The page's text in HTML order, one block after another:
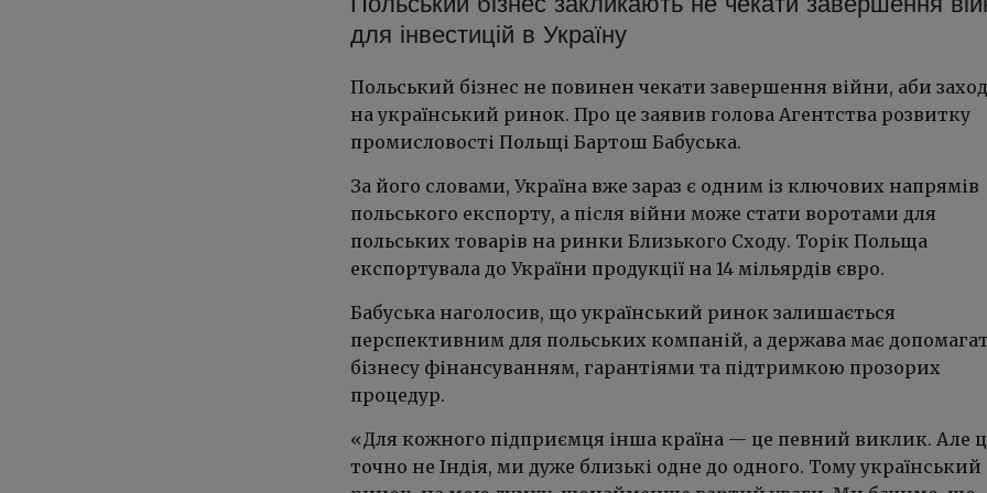
для інвестицій в Україну
Польський бізнес не повинен чекати завершення війни, аби
на український ринок. Про це заявив голова Агентства розвитку
промисловості Польщі Бартош Бабуська.
За його словами, Україна вже зараз є одним із ключових напрямів
польського експорту, а після війни може стати воротами для
польських товарів на ринки Близького Сходу. Торік Польща
експортувала до України продукції на 14 мільярдів євро.
Бабуська наголосив, що український ринок залишається
перспективним для польських компаній, а держава має
бізнесу фінансуванням, гарантіями та підтримкою прозорих
процедур.
«Для кожного підприємця інша країна — це певний виклик. Але
точно не Індія, ми дуже близькі одне до одного. Тому український